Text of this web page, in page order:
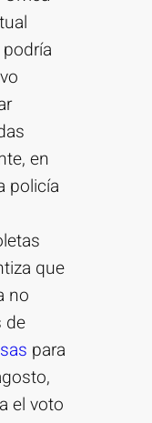
en
policía
que
no
de
para
el voto